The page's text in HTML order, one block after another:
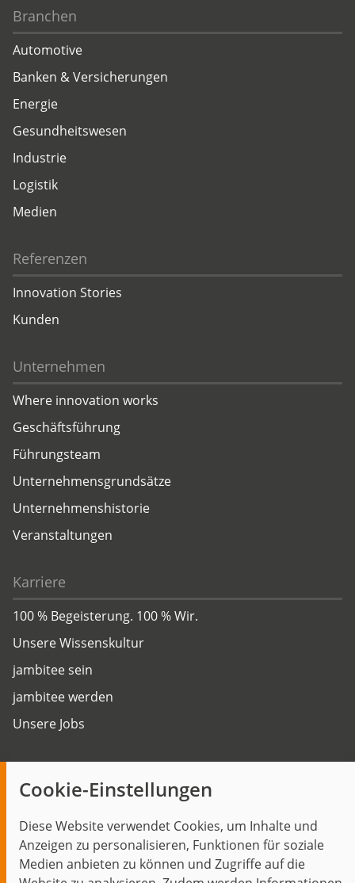
Cookie-Einstellungen
Diese Website verwendet Cookies, um Inhalte und
Anzeigen zu personalisieren, Funktionen für soziale
Medien anbieten zu können und Zugriffe auf die
Branchen
Automotive
Banken & Versicherungen
Energie
Gesundheitswesen
Industrie
Logistik
Medien
Referenzen
Innovation Stories
Kunden
Unternehmen
Where innovation works
Geschäftsführung
Führungsteam
Unternehmensgrundsätze
Unternehmenshistorie
Veranstaltungen
Karriere
100 % Begeisterung. 100 % Wir.
Unsere Wissenskultur
jambitee sein
jambitee werden
Unsere Jobs
Themen im Fokus
Events